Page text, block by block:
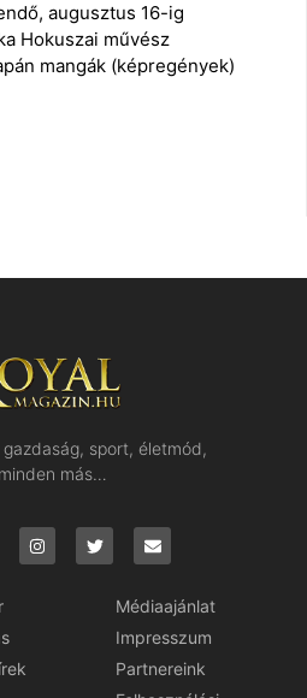
augusztus 16-ig
Hokuszai művész
mangák (képregények)
sport, életmód,
más…
Médiaajánlat
Impresszum
Partnereink